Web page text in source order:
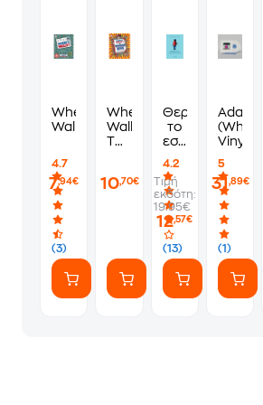
Where's
Wally?
4.7
(3)
7,94€
Where's
Wally?
The
10,70€
Θεραπεύοντας
το
εσωτερικό
4.2
(13)
Τιμή
εκδότη:
19.95€
12,57€
Adagio
(White
Vinyl)
5
(1)
31 ,89€